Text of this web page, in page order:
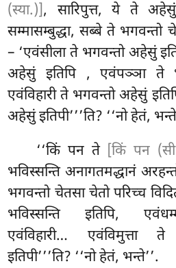
(स्या.)], सारिपुत्त, ये ते अहेसुं
सम्मासम्बुद्धा, सब्बे ते भगवन्तो
– ‘एवंसीला ते भगवन्तो अहेसुं
अहेसुं इतिपि , एवंपञ्ञा ते
एवंविहारी ते भगवन्तो अहेसुं
अहेसुं इतिपी’’’ति? ‘‘नो हेतं,
‘‘किं पन ते [किं पन
भविस्सन्ति अनागतमद्धानं
भगवन्तो चेतसा चेतो परिच्च
भविस्सन्ति इतिपि,
एवंविहारी… एवंविमुत्ता
इतिपी’’’ति? ‘‘नो हेतं, भन्ते’’.